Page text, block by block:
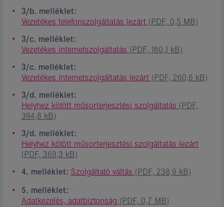
3/b. melléklet:
Vezetékes telefonszolgáltatás lezárt (PDF, 0,5 MB)
3/c. melléklet:
Vezetékes internetszolgáltatás (PDF, 160,1 kB)
3/c. melléklet:
Vezetékes internetszolgáltatás lezárt (PDF, 260,6 kB)
3/d. melléklet:
Helyhez kötött műsorterjesztési szolgáltatás (PDF,
394,8 kB)
3/d. melléklet:
Helyhez kötött műsorterjesztési szolgáltatás lezárt
(PDF, 369,3 kB)
4. melléklet: Szolgáltató váltás (PDF, 238,9 kB)
5. melléklet:
Adatkezelés, adatbiztonság (PDF, 0,7 MB)